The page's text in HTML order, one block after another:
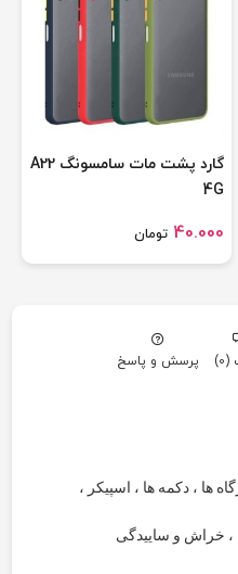
گارد پشت مات سامسونگ A22
4G
تومان40.000
پرسش و پاسخ
ها ، دکمه ها ، اسپیکر ،
، خراش و ساییدگی